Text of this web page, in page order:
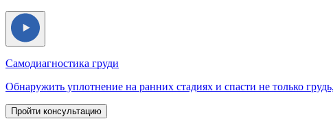
Самодиагностика груди
Обнаружить уплотнение на ранних стадиях и спасти не только
Пройти консультацию